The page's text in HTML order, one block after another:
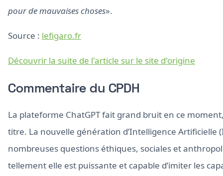
pour de mauvaises choses».
Source : lefigaro.fr
Découvrir la suite de l'article sur le site d'origine
Commentaire du CPDH
La plateforme ChatGPT fait grand bruit en ce
titre. La nouvelle génération d’Intelligence Artificielle
nombreuses questions éthiques, sociales et
tellement elle est puissante et capable d’imiter les